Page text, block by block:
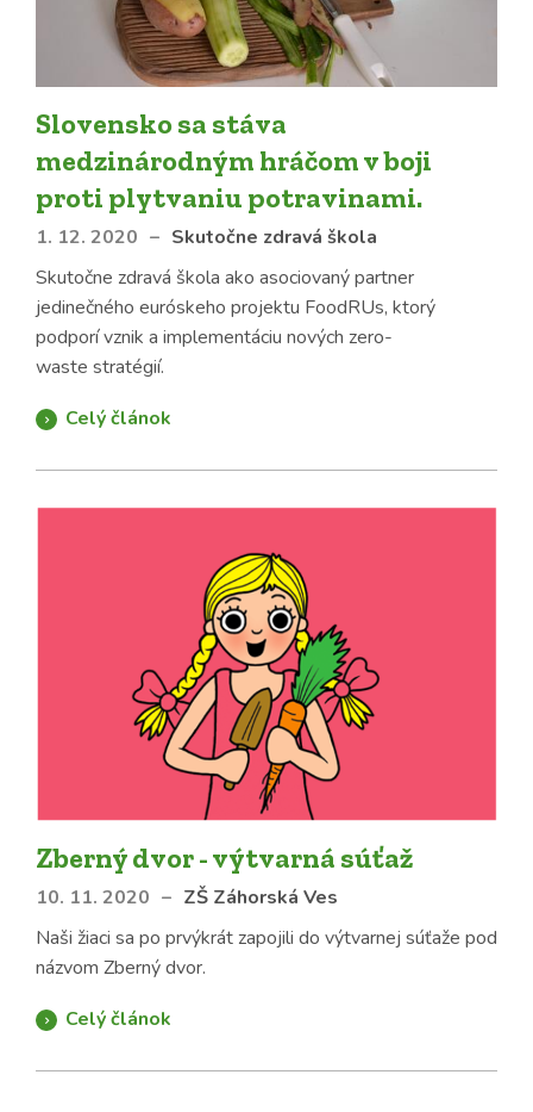
Slovensko sa stáva
medzinárodným hráčom v boji
proti plytvaniu potravinami.
1. 12. 2020 – Skutočne zdravá škola
Skutočne zdravá škola ako asociovaný partner
jedinečného euróskeho projektu FoodRUs, ktorý
podporí vznik a implementáciu nových zero-
waste stratégií.
Celý článok
Zberný dvor - výtvarná súťaž
10. 11. 2020 – ZŠ Záhorská Ves
Naši žiaci sa po prvýkrát zapojili do výtvarnej súťaže pod
názvom Zberný dvor.
Celý článok